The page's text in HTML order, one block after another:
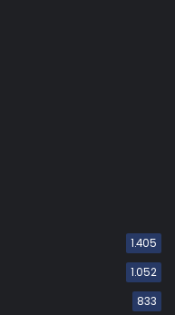
1.405
1.052
833